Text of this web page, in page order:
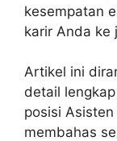
kesempatan
karir Anda ke
Artikel ini
detail
posisi
membahas